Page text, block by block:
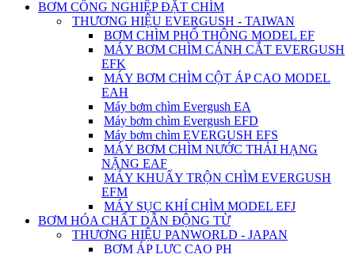
BƠM CÔNG NGHIỆP ĐẶT CHÌM
THƯƠNG HIỆU EVERGUSH - TAIWAN
BƠM CHÌM PHỔ THÔNG MODEL EF
MÁY BƠM CHÌM CÁNH CẮT EVERGUSH
EFK
MÁY BƠM CHÌM CỘT ÁP CAO MODEL
EAH
Máy bơm chìm Evergush EA
Máy bơm chìm Evergush EFD
Máy bơm chìm EVERGUSH EFS
MÁY BƠM CHÌM NƯỚC THẢI HẠNG
NẶNG EAF
MÁY KHUẤY TRỘN CHÌM EVERGUSH
EFM
MÁY SỤC KHÍ CHÌM MODEL EFJ
BƠM HÓA CHẤT DẪN ĐỘNG TỪ
THƯƠNG HIỆU PANWORLD - JAPAN
BƠM ÁP LỰC CAO PH